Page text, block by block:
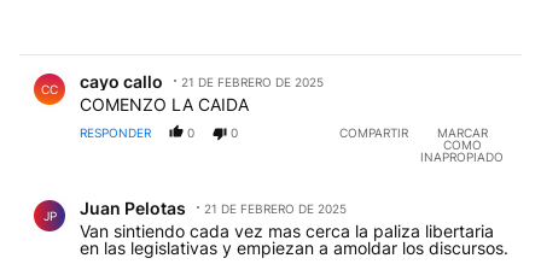
CC cayo callo 21 DE FEBRERO DE 2025
COMENZO LA CAIDA
RESPONDER 0 0 COMPARTIR
MARCAR
COMO
INAPROPIADO
JP Juan Pelotas 21 DE FEBRERO DE 2025
Van sintiendo cada vez mas cerca la paliza libertaria
en las legislativas y empiezan a amoldar los discursos.